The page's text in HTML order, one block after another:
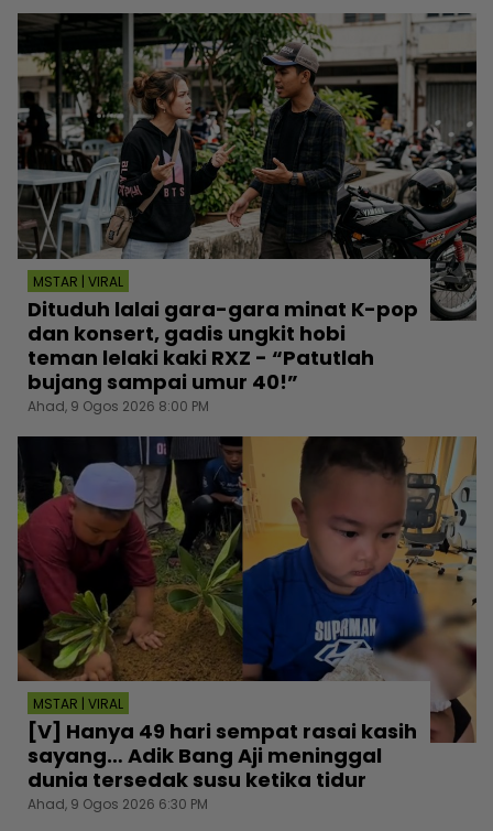
MSTAR | VIRAL
Dituduh lalai gara-gara minat K-pop
dan konsert, gadis ungkit hobi
teman lelaki kaki RXZ - “Patutlah
bujang sampai umur 40!”
Ahad, 9 Ogos 2026 8:00 PM
MSTAR | VIRAL
[V] Hanya 49 hari sempat rasai kasih
sayang… Adik Bang Aji meninggal
dunia tersedak susu ketika tidur
Ahad, 9 Ogos 2026 6:30 PM